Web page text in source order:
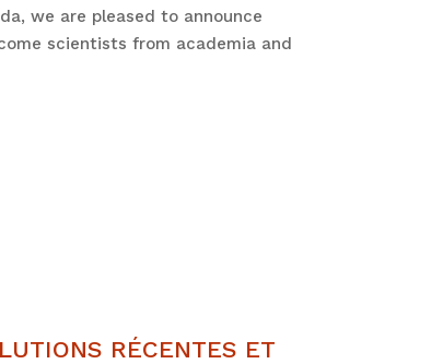
we are pleased to announce
scientists from academia and
RÉCENTES ET